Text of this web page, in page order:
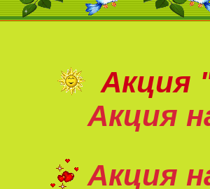
Акция
Акция
Акция